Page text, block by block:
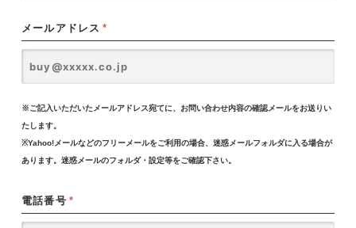
メールアドレス *
※ご記入いただいたメールアドレス宛てに、お問い合わせ内容の確認メールをお送りい
たします。
※Yahoo!メールなどのフリーメールをご利用の場合、迷惑メールフォルダに入る場合が
あります。迷惑メールのフォルダ・設定等をご確認下さい。
電話番号 *